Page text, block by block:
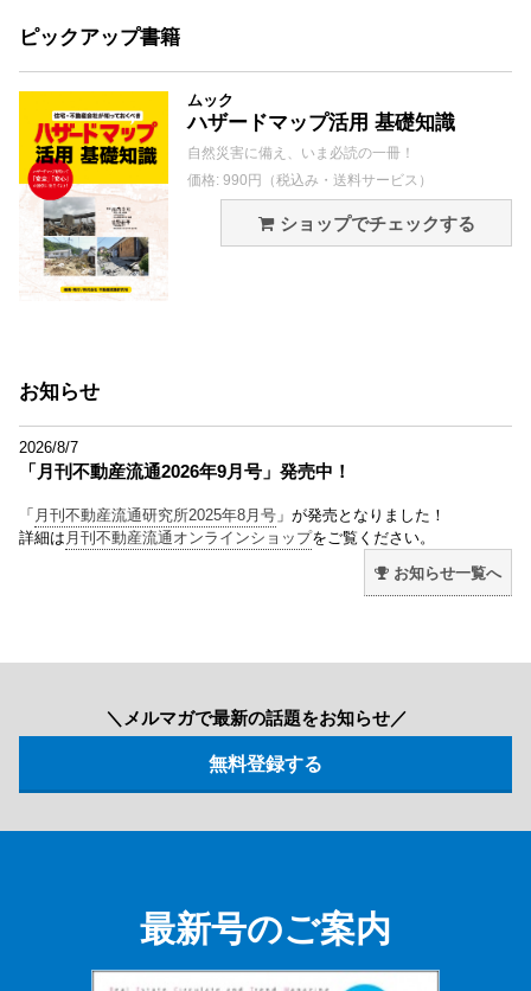
ピックアップ書籍
ムック
ハザードマップ活用 基礎知識
自然災害に備え、いま必読の一冊！
価格: 990円（税込み・送料サービス）
ショップでチェックする
お知らせ
2026/8/7
「月刊不動産流通2026年9月号」発売中！
「 月刊不動産流通研究所2025年8月号 」が発売となりました！
詳細は 月刊不動産流通オンラインショップをご覧ください。
お知らせ一覧へ
＼メルマガで最新の話題をお知らせ／
最新号のご案内